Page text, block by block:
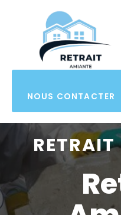
NOUS CONTACTER